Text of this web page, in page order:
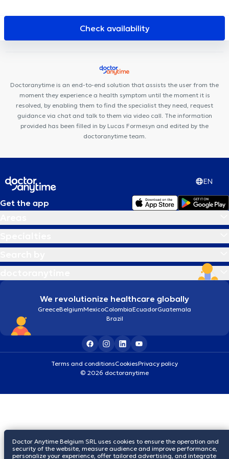
Maleizen Dorp Medisch Centrum
CentrEmergences
Espace Médical Wavre-Limal
Centre de Cardiologie du Vallon
Cabinet Arnould - Microstéopathie M.A.T.D
Check availability
Doctoranytime is an end-to-end solution that assists the user from the
moment they experience a health symptom until the moment it is
resolved, by enabling them to find the specialist they need, request
guidance via chat and talk to them via video call. The information
provided has been filled in by Lucas Formesyn and edited by the
doctoranytime team.
EN
Get the app
We revolutionize healthcare globally
GreeceBelgiumMexicoColombiaEcuadorGuatemala
Brazil
Terms and conditionsCookiesPrivacy policy
© 2026 doctoranytime
Doctor Anytime Belgium SRL uses cookies to ensure the operation and
security of the website, measure audience and improve performance,
personalize your experience, offer tailored advertising, and integrate